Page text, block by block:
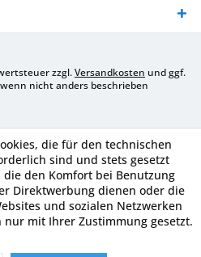
zzgl.Versandkosten und ggf.
nicht anders beschrieben
die für den technischen
sind und stets gesetzt
die den Komfort bei Benutzung
Direktwerbung dienen oder die
und sozialen Netzwerken
mit Ihrer Zustimmung gesetzt.